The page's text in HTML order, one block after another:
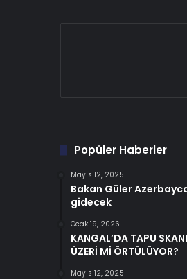
Popüler Haberler
Mayıs 12, 2025
Bakan Güler
gidecek
Ocak 19, 2026
KANGAL’DA TAPU
ÜZERİ Mİ ÖRTÜLÜYOR?
Mayıs 12, 2025